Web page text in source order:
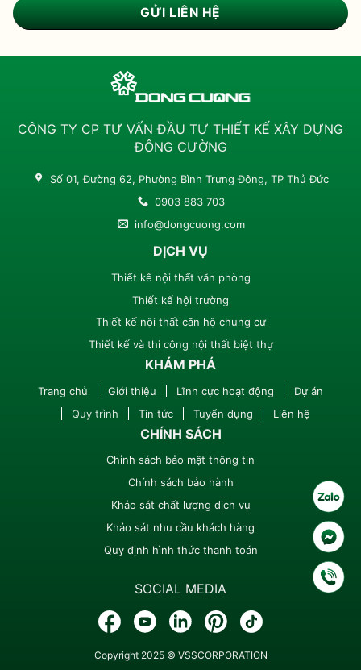
CÔNG TY CP TƯ VẤN ĐẦU TƯ THIẾT KẾ XÂY DỰNG
ĐÔNG CƯỜNG
Số 01, Đường 62, Phường Bình Trưng Đông, TP Thủ Đức
0903 883 703
info@dongcuong.com
DỊCH VỤ
Thiết kế nội thất văn phòng
Thiết kế hội trường
Thiết kế nội thất căn hộ chung cư
Thiết kế và thi công nội thất biệt thự
KHÁM PHÁ
Trang chủ Giới thiệu Lĩnh cực hoạt động
Dự án
Quy trình
Tin tức Tuyển dụng Liên hệ
CHÍNH SÁCH
Chỉnh sách bảo mật thông tin
Chính sách bảo hành
Khảo sát chất lượng dịch vụ
Khảo sát nhu cầu khách hàng
Quy định hình thức thanh toán
SOCIAL MEDIA
Copyright 2025 © VSSCORPORATION